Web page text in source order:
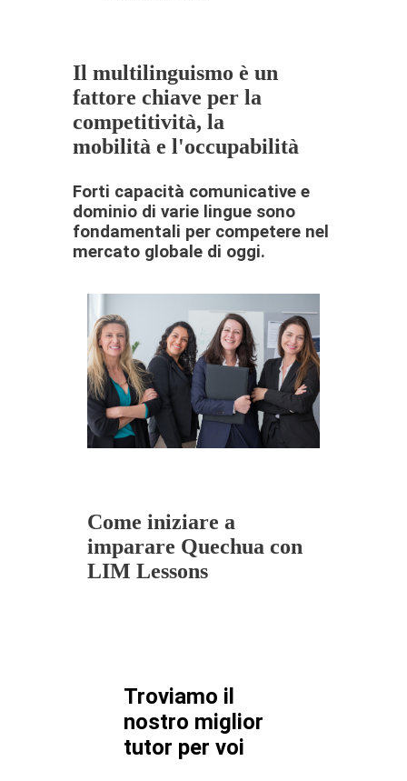
Il multilinguismo è un
fattore chiave per la
competitività, la
mobilità e l'occupabilità
Forti capacità comunicative e
dominio di varie lingue sono
fondamentali per competere nel
mercato globale di oggi.
Come iniziare a
imparare Quechua con
LIM Lessons
Troviamo il
nostro miglior
tutor per voi